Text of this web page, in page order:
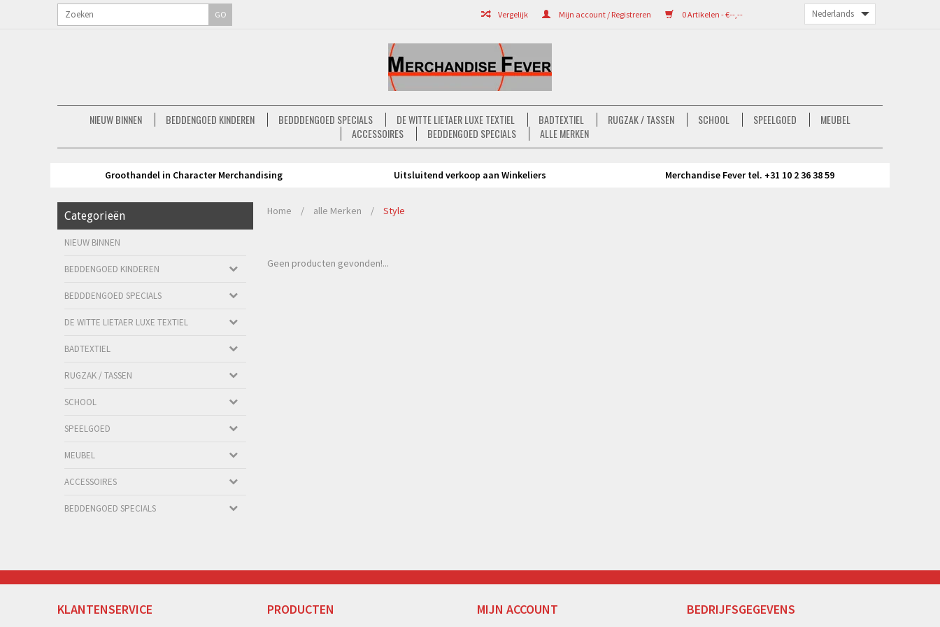
0 Artikelen - €--,--
Mijn account / Registreren
Vergelijk
GO
NIEUW BINNEN BEDDENGOED KINDEREN BEDDDENGOED SPECIALS DE WITTE LIETAER LUXE TEXTIEL BADTEXTIEL RUGZAK / TASSEN SCHOOL SPEELGOED
MEUBEL
ACCESSOIRES
BEDDENGOED SPECIALS ALLE MERKEN
Groothandel in Character Merchandising Uitsluitend verkoop aan Winkeliers Merchandise Fever tel. +31 10 2 36 38 59
Categorieën
NIEUW BINNEN
BEDDENGOED KINDEREN
BEDDDENGOED SPECIALS
DE WITTE LIETAER LUXE TEXTIEL
BADTEXTIEL
RUGZAK / TASSEN
SCHOOL
SPEELGOED
MEUBEL
ACCESSOIRES
BEDDENGOED SPECIALS
Home / alle Merken / Style
Geen producten gevonden!...
KLANTENSERVICE PRODUCTEN MIJN ACCOUNT BEDRIJFSGEGEVENS